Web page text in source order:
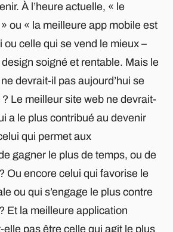
À l’heure actuelle, « le
ou « la meilleure app mobile est
ou celle qui se vend le mieux –
soigné et rentable. Mais le
devrait-il pas aujourd’hui se
Le meilleur site web ne devrait-
a le plus contribué au devenir
qui permet aux
gagner le plus de temps, ou de
Ou encore celui qui favorise le
ou qui s’engage le plus contre
Et la meilleure application
pas être celle qui agit le plus